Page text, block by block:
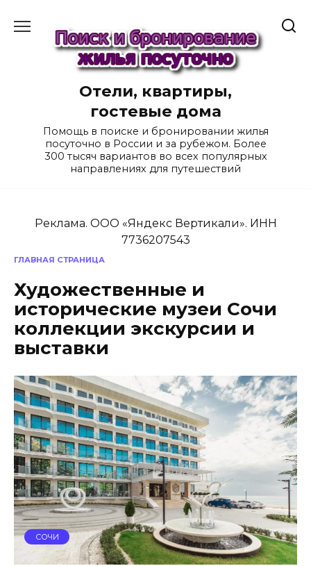
содержанию
Отели, квартиры,
гостевые дома
Помощь в поиске и бронировании жилья
посуточно в России и за рубежом. Более
300 тысяч вариантов во всех популярных
направлениях для путешествий
Реклама. ООО «Яндекс Вертикали». ИНН
7736207543
ГЛАВНАЯ СТРАНИЦА
Художественные и
исторические музеи Сочи
коллекции экскурсии и
выставки
СОЧИ